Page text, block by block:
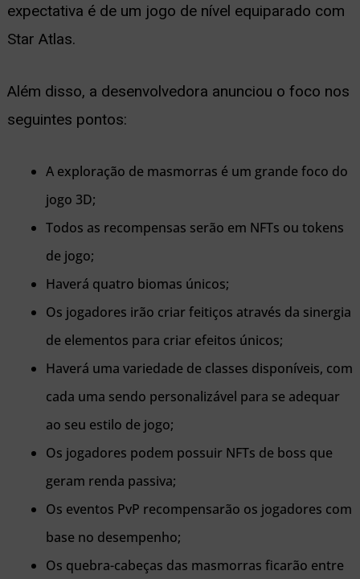
expectativa é de um jogo de nível equiparado com
Star Atlas.
Além disso, a desenvolvedora anunciou o foco nos
seguintes pontos:
A exploração de masmorras é um grande foco do
jogo 3D;
Todos as recompensas serão em NFTs ou tokens
de jogo;
Haverá quatro biomas únicos;
Os jogadores irão criar feitiços através da sinergia
de elementos para criar efeitos únicos;
Haverá uma variedade de classes disponíveis, com
cada uma sendo personalizável para se adequar
ao seu estilo de jogo;
Os jogadores podem possuir NFTs de boss que
geram renda passiva;
Os eventos PvP recompensarão os jogadores com
base no desempenho;
Os quebra-cabeças das masmorras ficarão entre